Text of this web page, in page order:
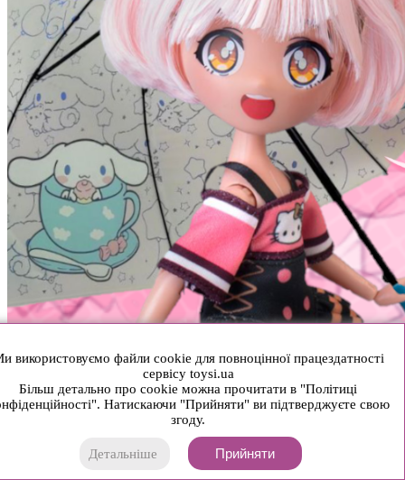
використовуємо файли cookie для повноцінної працездатності
сервісу toysi.ua
Більш детально про cookie можна прочитати в "Політиці
Натискаючи "Прийняти" ви підтверджуєте свою
згоду.
Детальніше Прийняти